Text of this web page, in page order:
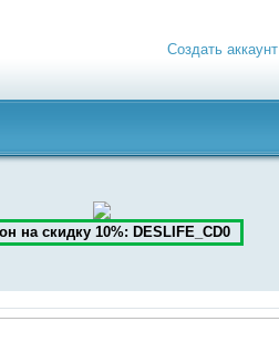
Создать аккаунт
на скидку 10%: DESLIFE_CD0